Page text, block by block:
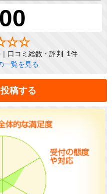
口コミ総数・評判 1件
一覧を見る
稿する